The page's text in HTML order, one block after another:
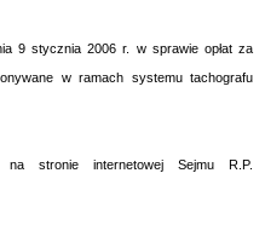
9 stycznia 2006 r. w sprawie opłat za
w ramach systemu tachografu
stronie internetowej Sejmu R.P.